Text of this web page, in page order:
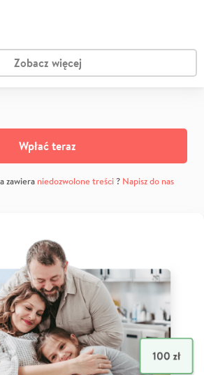
Zobacz więcej
Wpłać teraz
zawiera niedozwolone treści? Napisz do nas